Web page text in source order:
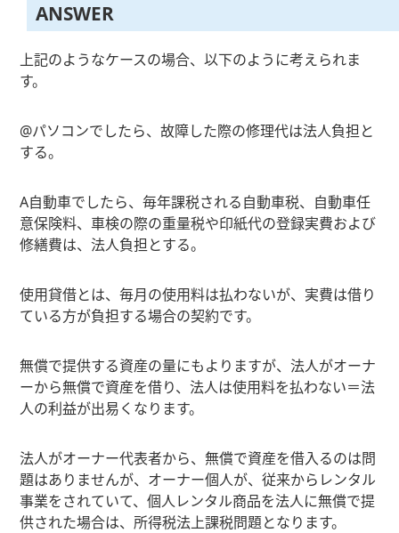
ANSWER
上記のようなケースの場合、以下のように考えられま
す。
@パソコンでしたら、故障した際の修理代は法人負担と
する。
A自動車でしたら、毎年課税される自動車税、自動車任
意保険料、車検の際の重量税や印紙代の登録実費および
修繕費は、法人負担とする。
使用貸借とは、毎月の使用料は払わないが、実費は借り
ている方が負担する場合の契約です。
無償で提供する資産の量にもよりますが、法人がオーナ
ーから無償で資産を借り、法人は使用料を払わない＝法
人の利益が出易くなります。
法人がオーナー代表者から、無償で資産を借入るのは問
題はありませんが、オーナー個人が、従来からレンタル
事業をされていて、個人レンタル商品を法人に無償で提
供された場合は、所得税法上課税問題となります。